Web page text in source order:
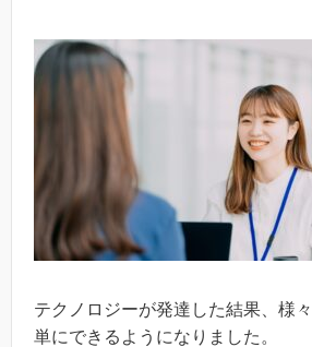
テクノロジーが発達した結果、様
単にできるようになりました。